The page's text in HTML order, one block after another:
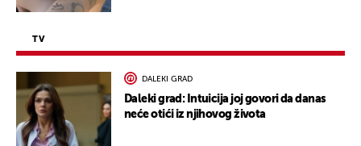
TV
DALEKI GRAD
Daleki grad: Intuicija joj govori da danas
neće otići iz njihovog života